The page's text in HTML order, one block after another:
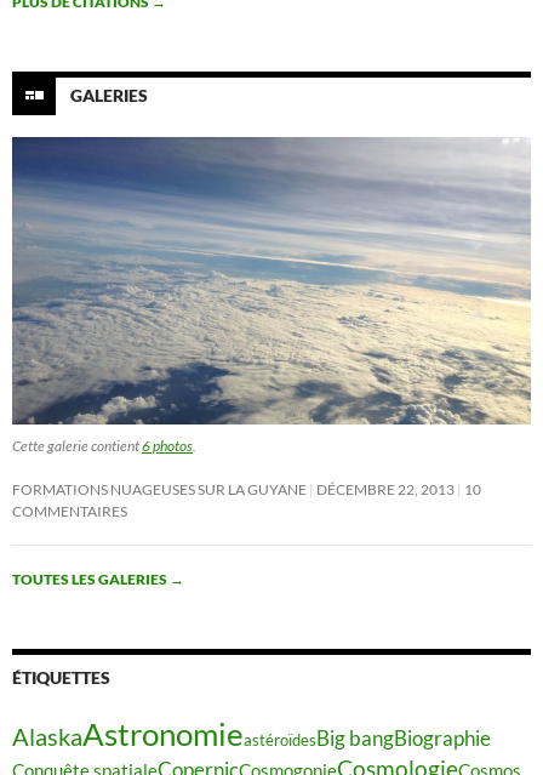
GALERIES
Cette galerie contient6 photos
FORMATIONS NUAGEUSES SUR LA GUYANE DÉCEMBRE 22, 2013 10
COMMENTAIRES
TOUTES LES GALERIES →
ÉTIQUETTES
AlaskaAstronomieastéroïdesBig bangBiographie
Conquête spatialeCopernicCosmogonieCosmologieCosmos